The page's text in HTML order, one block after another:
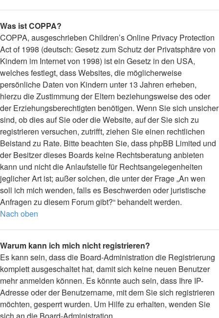
Was ist COPPA?
COPPA, ausgeschrieben Children’s Online Privacy Protection
Act of 1998 (deutsch: Gesetz zum Schutz der Privatsphäre von
Kindern im Internet von 1998) ist ein Gesetz in den USA,
welches festlegt, dass Websites, die möglicherweise
persönliche Daten von Kindern unter 13 Jahren erheben,
hierzu die Zustimmung der Eltern beziehungsweise des oder
der Erziehungsberechtigten benötigen. Wenn Sie sich unsicher
sind, ob dies auf Sie oder die Website, auf der Sie sich zu
registrieren versuchen, zutrifft, ziehen Sie einen rechtlichen
Beistand zu Rate. Bitte beachten Sie, dass phpBB Limited und
der Besitzer dieses Boards keine Rechtsberatung anbieten
kann und nicht die Anlaufstelle für Rechtsangelegenheiten
jeglicher Art ist; außer solchen, die unter der Frage „An wen
soll ich mich wenden, falls es Beschwerden oder juristische
Anfragen zu diesem Forum gibt?“ behandelt werden.
Nach oben
Warum kann ich mich nicht registrieren?
Es kann sein, dass die Board-Administration die Registrierung
komplett ausgeschaltet hat, damit sich keine neuen Benutzer
mehr anmelden können. Es könnte auch sein, dass Ihre IP-
Adresse oder der Benutzername, mit dem Sie sich registrieren
möchten, gesperrt wurden. Um Hilfe zu erhalten, wenden Sie